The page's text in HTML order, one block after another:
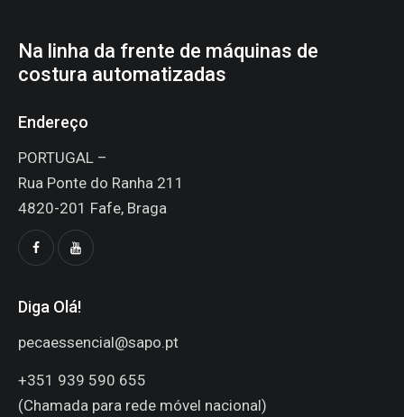
Na linha da frente de máquinas de
costura automatizadas
Endereço
PORTUGAL –
Rua Ponte do Ranha 211
4820-201 Fafe, Braga
Diga Olá!
pecaessencial@sapo.pt
+351 939 590 655
(Chamada para rede móvel nacional)